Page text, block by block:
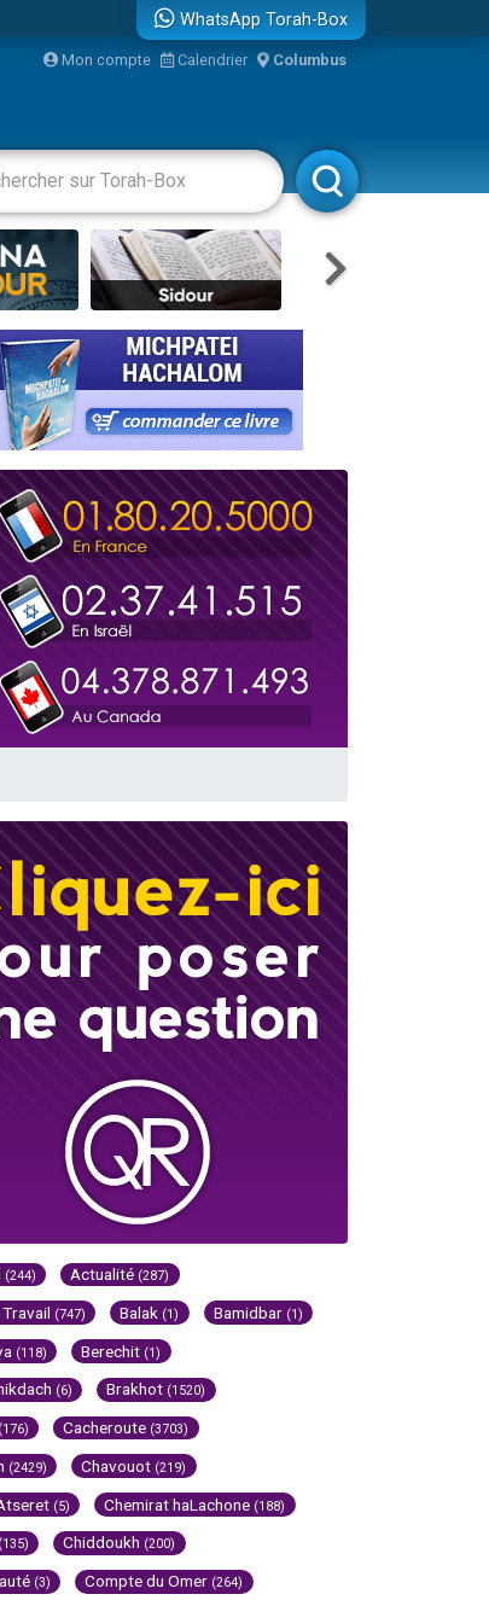
temps
WhatsApp Torah-Box
Mon compte Calendrier Columbus
Livres Rabbanim
(244) Actualité (287)
(747) Balak (1) Bamidbar (1)
(118) Berechit (1)
(6) Brakhot (1520)
(176) Cacheroute (3703)
(2429) Chavouot (219)
(5) Chemirat haLachone (188)
(135) Chiddoukh (200)
(3) Compte du Omer (264)